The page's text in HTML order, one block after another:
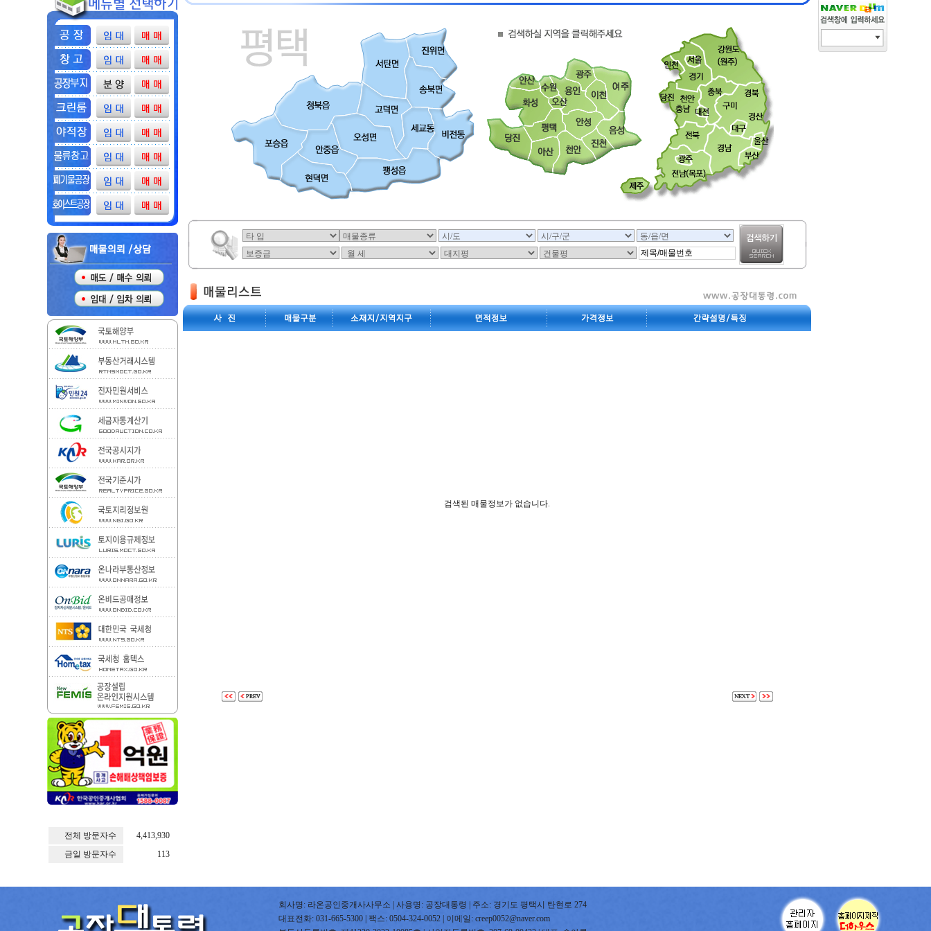
전체 방문자수
4,413,930
금일 방문자수
113
검색된 매물정보가 없습니다.
회사명: 라온공인중개사사무소 | 사용명: 공장대통령 | 주소: 경기도 평택시 탄현로 274
대표전화: 031-665-5300 | 팩스: 0504-324-0052 | 이메일: creep0052@naver.com